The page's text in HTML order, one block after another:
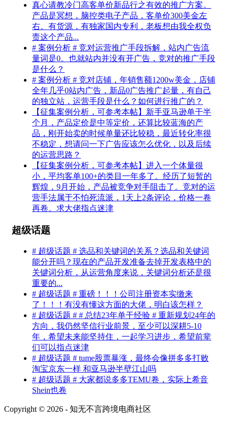
真心请教冷门高客单价新品行之有效的推广方案。
产品是冥想，脑控类电子产品，客单价300美金左
右。有货源，有独家国内专利，老板想由我全权负
责这个产品...
# 案例分析 # 竞对运营推广手段拆解，站内广告流
量词是0。也就站内并没有开广告，竞对的推广手段
是什么？
# 案例分析 # 竞对店铺，年销售额1200w美金，店铺
全年几乎0站内广告，新品0广告推广起量，有自己
的独立站，运营手段是什么？如何进行推广的？
【征集案例分析，可参考本帖】新手亚马逊单干半
个月，产品定价是中等定价，还算比较蓝海的产
品，刚开始卖的时候单量还比较稳，最近转化率很
不稳定，想请问一下广告应该怎么优化，以及后续
的运营思路？
【征集案例分析，可参考本帖】进入一个体量很
小，平均客单100+的类目一年多了。经历了短暂的
辉煌，9月开始，产品被竞争对手阻击了。竞对的运
营手法属于不怕死流派，1天上2条评论，价格一卷
再卷。求大佬指点迷津
超级话题
# 超级话题 # 选品和关键词的关系？选品和关键词
能分开吗？现在的产品开发准备去掉开发表格中的
关键词分析，从运营角度来说，关键词分析还是很
重要的...
# 超级话题 # 重磅！！！公司注册资本实缴来
了！！！有没有懂这方面的大佬，明白该怎样？
# 超级话题 # # 总结23年单干经验 # 重新规划24年的
方向，我仍然坚信行业前景，至少可以深耕5-10
年，希望未来能坚持住，一起学习进步，希望前辈
们可以指点迷津
# 超级话题 # tume股票暴涨，最终会像拼多多打败
淘宝京东一样 和亚马逊半壁江山吗
# 超级话题 # 大家都说多多TEMU卷，实际上希音
Shein也卷
Copyright © 2026 - 知无不言跨境电商社区